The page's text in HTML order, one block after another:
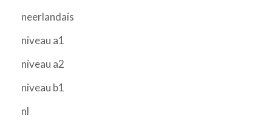
neerlandais
niveau a1
niveau a2
niveau b1
nl